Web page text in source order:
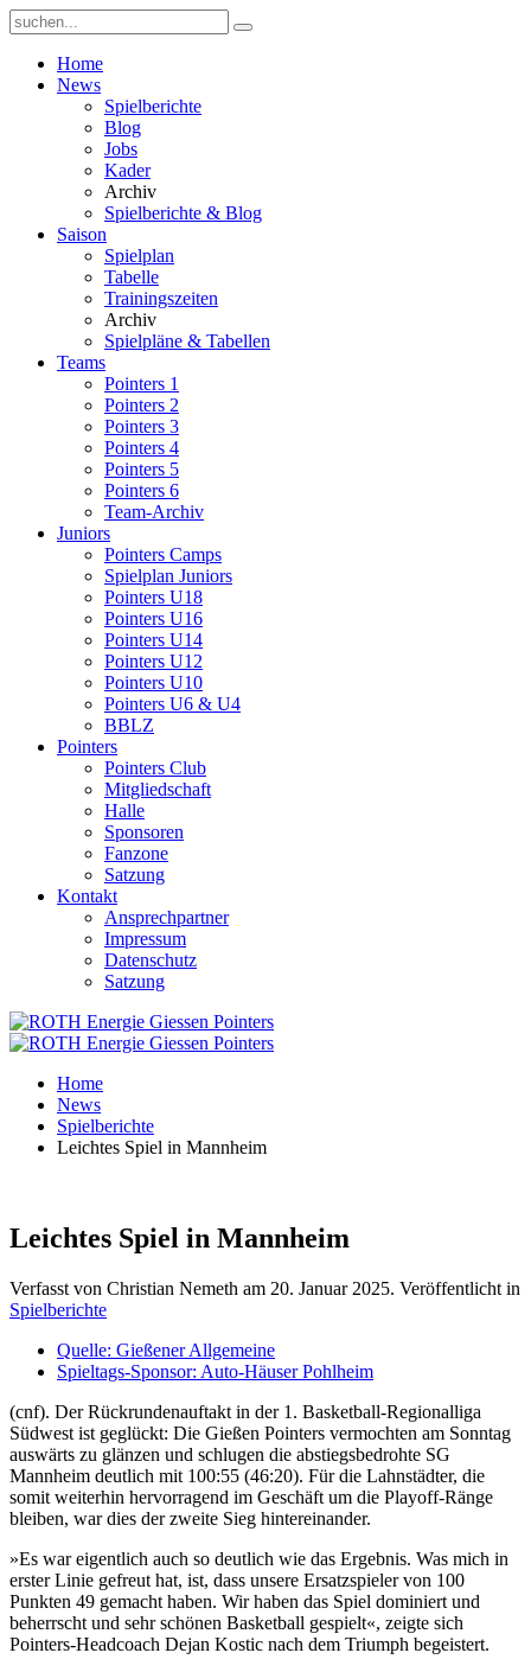
Home
News
Spielberichte
Blog
Jobs
Kader
Archiv
Spielberichte & Blog
Saison
Spielplan
Tabelle
Trainingszeiten
Archiv
Spielpläne & Tabellen
Teams
Pointers 1
Pointers 2
Pointers 3
Pointers 4
Pointers 5
Pointers 6
Team-Archiv
Juniors
Pointers Camps
Spielplan Juniors
Pointers U18
Pointers U16
Pointers U14
Pointers U12
Pointers U10
Pointers U6 & U4
BBLZ
Pointers
Pointers Club
Mitgliedschaft
Halle
Sponsoren
Fanzone
Satzung
Kontakt
Ansprechpartner
Impressum
Datenschutz
Satzung
Home
News
Spielberichte
Leichtes Spiel in Mannheim
Leichtes Spiel in Mannheim
Verfasst von Christian Nemeth am 20. Januar 2025. Veröffentlicht in
Spielberichte
Quelle: Gießener Allgemeine
Spieltags-Sponsor: Auto-Häuser Pohlheim
(cnf). Der Rückrundenauftakt in der 1. Basketball-Regionalliga
Südwest ist geglückt: Die Gießen Pointers vermochten am Sonntag
auswärts zu glänzen und schlugen die abstiegsbedrohte SG
Mannheim deutlich mit 100:55 (46:20). Für die Lahnstädter, die
somit weiterhin hervorragend im Geschäft um die Playoff-Ränge
bleiben, war dies der zweite Sieg hintereinander.
»Es war eigentlich auch so deutlich wie das Ergebnis. Was mich in
erster Linie gefreut hat, ist, dass unsere Ersatzspieler von 100
Punkten 49 gemacht haben. Wir haben das Spiel dominiert und
beherrscht und sehr schönen Basketball gespielt«, zeigte sich
Pointers-Headcoach Dejan Kostic nach dem Triumph begeistert.